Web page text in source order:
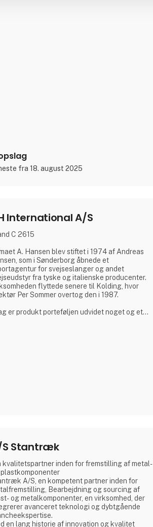
fra 18. august 2025
International A/S
C 2615
A. Hansen blev stiftet i 1974 af Andreas
som i Sønderborg åbnede et
for svejseslanger og andet
fra tyske og italienske producenter.
flyttede senere til Kolding, hvor
Per Sommer overtog den i 1987.
er produkt porteføljen udvidet noget og et
Stantræk
kvalitetspartner inden for fremstilling af metal-
A/S, en kompetent partner inden for
Bearbejdning og sourcing af
og metalkomponenter, en virksomhed, der
avanceret teknologi og dybtgående
en lang historie af innovation og kvalitet